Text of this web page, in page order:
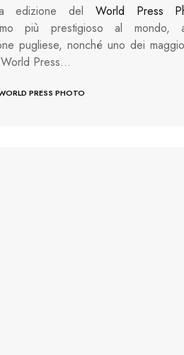
edizione del World Press
più prestigioso al
pugliese, nonché uno dei
Press…
PRESS PHOTO